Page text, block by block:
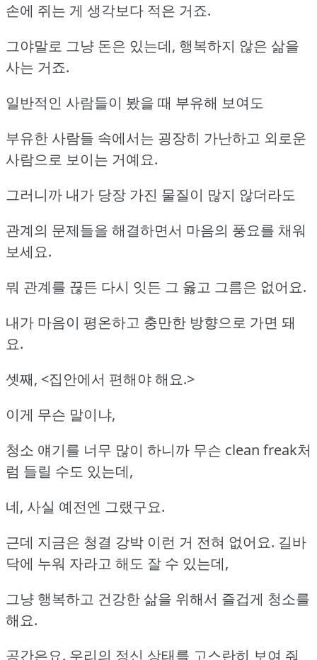
손에 쥐는 게 생각보다 적은 거죠.
그야말로 그냥 돈은 있는데, 행복하지 않은 삶을
사는 거죠.
일반적인 사람들이 봤을 때 부유해 보여도
부유한 사람들 속에서는 굉장히 가난하고 외로운
사람으로 보이는 거예요.
그러니까 내가 당장 가진 물질이 많지 않더라도
관계의 문제들을 해결하면서 마음의 풍요를 채워
보세요.
뭐 관계를 끊든 다시 잇든 그 옳고 그름은 없어요.
내가 마음이 평온하고 충만한 방향으로 가면 돼
요.
셋째, <집안에서 편해야 해요.>
이게 무슨 말이냐,
청소 얘기를 너무 많이 하니까 무슨 clean freak처
럼 들릴 수도 있는데,
네, 사실 예전엔 그랬구요.
근데 지금은 청결 강박 이런 거 전혀 없어요. 길바
닥에 누워 자라고 해도 잘 수 있는데,
그냥 행복하고 건강한 삶을 위해서 즐겁게 청소를
해요.
공간은요. 우리의 정신 상태를 고스란히 보여 줘